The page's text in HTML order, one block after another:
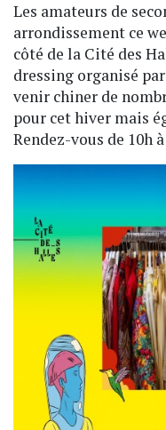
Les amateurs de
arrondissement ce
côté de la Cité des
dressing organisé
venir chiner de
pour cet hiver mais
Rendez-vous de 10h